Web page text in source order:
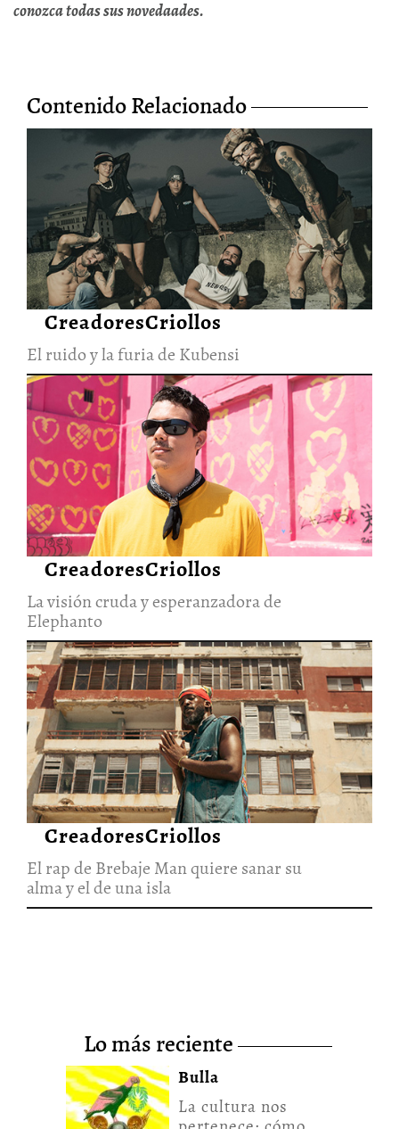
conozca todas sus novedaades.
Contenido Relacionado
El ruido y la furia de Kubensi
28/Jun/2026
CreadoresCriollos
El ruido y la furia de Kubensi
La visión cruda y
esperanzadora de Elephanto
28/Jun/2026
CreadoresCriollos
La visión cruda y esperanzadora de
Elephanto
El rap de Brebaje Man quiere
sanar su alma y el de una isla
27/Jun/2026
CreadoresCriollos
El rap de Brebaje Man quiere sanar su
alma y el de una isla
lo más reciente
Bulla
La cultura nos